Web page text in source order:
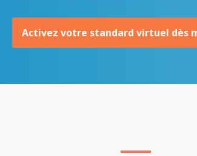
Activez votre standard virtuel dès